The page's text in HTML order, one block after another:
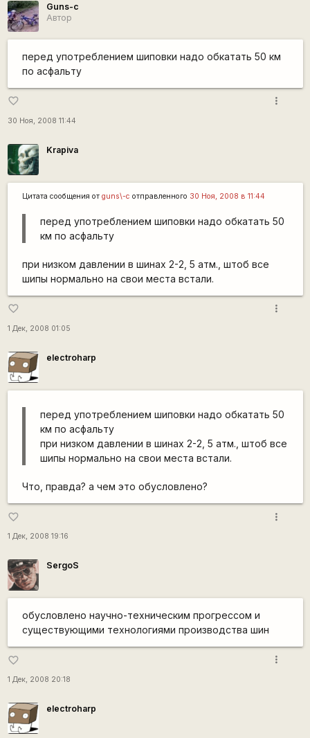
Guns-c
Автор
перед употреблением шиповки надо обкатать 50 км
по асфальту
favorite_border
30 Ноя, 2008 11:44
more_vert
Krapiva
Цитата сообщения от guns\-c отправленного 30 Ноя, 2008 в 11:44
перед употреблением шиповки надо обкатать 50
км по асфальту
при низком давлении в шинах 2-2, 5 атм., штоб все
шипы нормально на свои места встали.
favorite_border
1 Дек, 2008 01:05
more_vert
electroharp
перед употреблением шиповки надо обкатать 50
км по асфальту
при низком давлении в шинах 2-2, 5 атм., штоб все
шипы нормально на свои места встали.
Что, правда? а чем это обусловлено?
favorite_border
1 Дек, 2008 19:16
more_vert
SergoS
обусловлено научно-техническим прогрессом и
существующими технологиями производства шин
favorite_border
1 Дек, 2008 20:18
more_vert
electroharp